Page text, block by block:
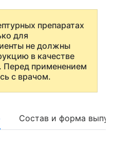
препаратах
для
не должны
в качестве
Перед применением
с врачом.
Состав и форма